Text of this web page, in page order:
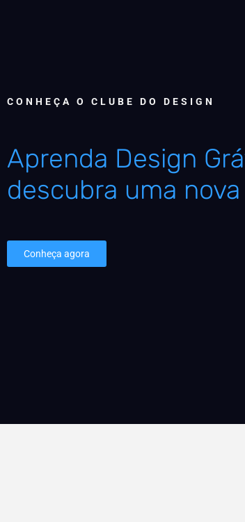
CONHEÇA O CLUBE DO DESIGN
Aprenda Design
descubra uma
Conheça agora